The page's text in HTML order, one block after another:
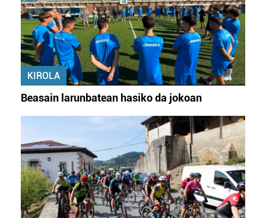
KIROLA
Beasain larunbatean hasiko da jokoan